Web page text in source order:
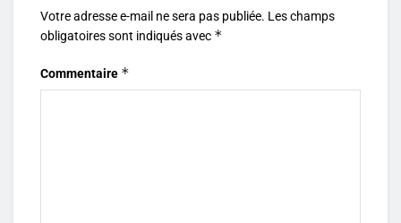
Votre adresse e-mail ne sera pas publiée. Les champs
obligatoires sont indiqués avec *
Commentaire *